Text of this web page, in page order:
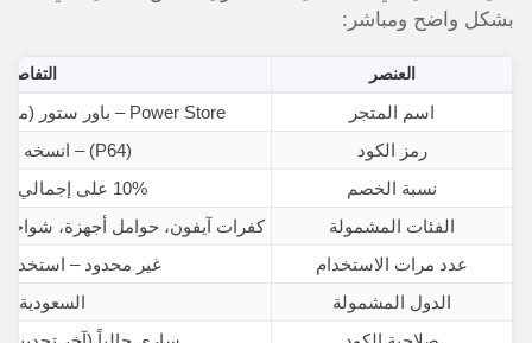
بشكل واضح ومباشر:
العنصر
اسم المتجر
Power Store – باور ستور (متخصص إكسسوارات ذكية)
رمز الكود
(P64) – انسخه بحروف كبيرة
نسبة الخصم
10% على إجمالي قيمة المنتجات
الفئات المشمولة
كفرات آيفون، حوامل أجهزة،
عدد مرات الاستخدام
غير محدود –
الدول المشمولة
السعودية